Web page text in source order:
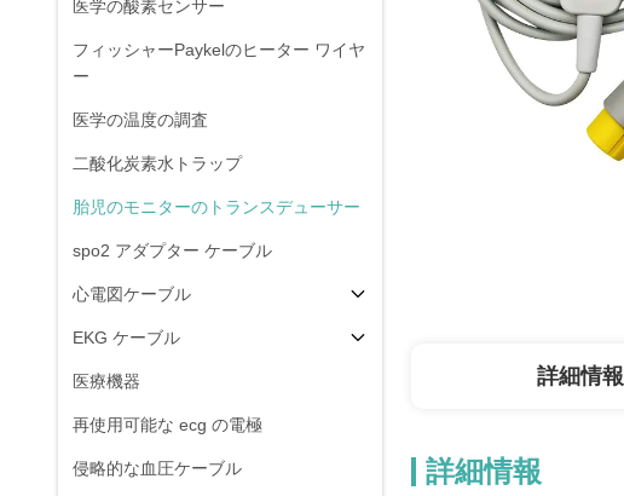
医学の酸素センサー
フィッシャーPaykelのヒーター ワイヤ
ー
医学の温度の調査
二酸化炭素水トラップ
胎児のモニターのトランスデューサー
spo2 アダプター ケーブル
心電図ケーブル
EKG ケーブル
医療機器
再使用可能な ecg の電極
侵略的な血圧ケーブル
詳細情報
詳細情報